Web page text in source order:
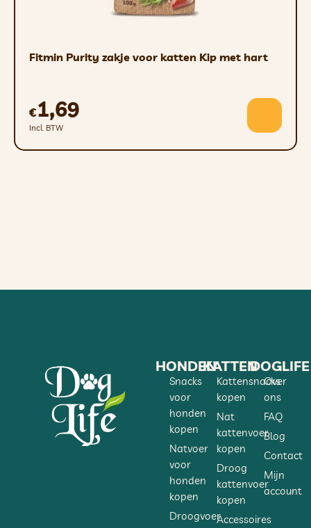
Fitmin Purity zakje voor katten Kip met hart
€1,69
Incl. BTW
HONDEN
Snacks
voor
honden
kopen
Natvoer
voor
honden
kopen
Droogvoer
KATTEN
Kattensnacks
kopen
Nat
kattenvoer
kopen
Droog
kattenvoer
kopen
Accessoires
DOGLIFE
Over
ons
FAQ
Blog
Contact
Mijn
account